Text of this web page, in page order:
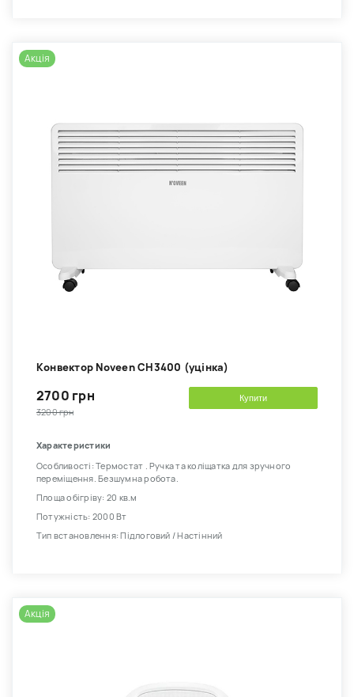
Акція
Kонвектор Noveen CH3400 (уцінка)
2700 грн
3200 грн
Купити
Характеристики
Особливості: Термостат . Ручка та коліщатка для зручного
переміщення. Безшумна робота.
Площа обігріву: 20 кв.м
Потужність: 2000 Вт
Тип встановлення: Підлоговий / Настінний
Акція